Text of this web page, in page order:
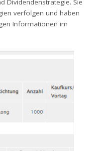
Dividendenstrategie. Sie
verfolgen und haben
Informationen im